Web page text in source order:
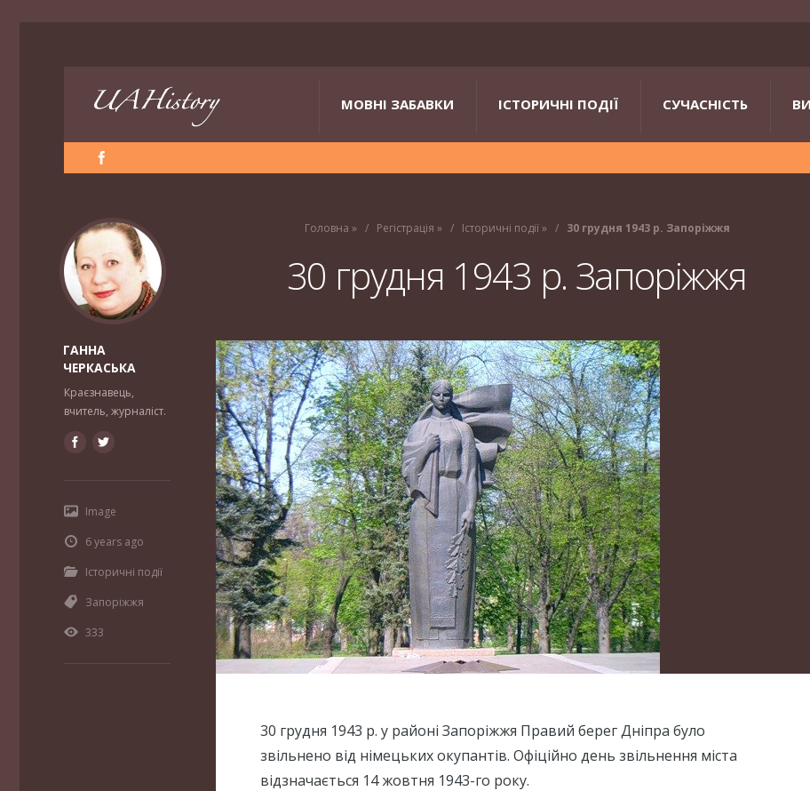
МОВНІ ЗАБАВКИ ІСТОРИЧНІ ПОДІЇ СУЧАСНІСТЬ
Головна » Регістрація » Історичні події» 30 грудня 1943 р. Запоріжжя
30 грудня 1943 р. Запоріжжя
30 грудня 1943 р. у районі Запоріжжя Правий берег Дніпра було
звільнено від німецьких окупантів. Офіційно день звільнення міста
відзначається 14 жовтня 1943-го року.
ГАННА
ЧЕРКАСЬКА
Краєзнавець,
вчитель, журналіст.
Image
6 years ago
Історичні події
Запоріжжя
333